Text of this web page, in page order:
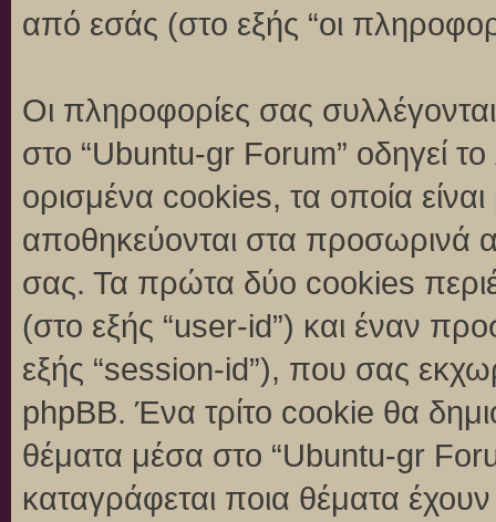
από εσάς (στο εξής “οι
Οι πληροφορίες σας
στο “Ubuntu-gr Forum” οδηγεί
ορισμένα cookies, τα οποία
αποθηκεύονται στα προσωρινά
σας. Τα πρώτα δύο cookies
(στο εξής “user-id”) και έναν
εξής “session-id”), που σας
phpBB. Ένα τρίτο cookie θα
θέματα μέσα στο “Ubuntu-gr
καταγράφεται ποια θέματα